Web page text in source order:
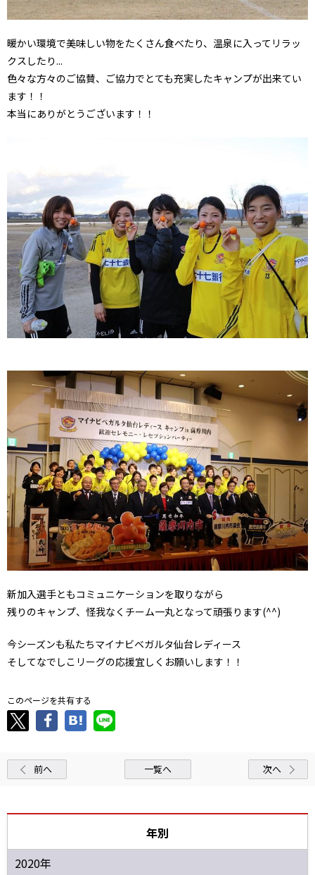
暖かい環境で美味しい物をたくさん食べたり、温泉に入ってリラッ
クスしたり...
色々な方々のご協賛、ご協力でとても充実したキャンプが出来てい
ます！！
本当にありがとうございます！！
新加入選手ともコミュニケーションを取りながら
残りのキャンプ、怪我なくチーム一丸となって頑張ります(^^)
今シーズンも私たちマイナビベガルタ仙台レディース
そしてなでしこリーグの応援宜しくお願いします！！
このページを共有する
前へ 一覧へ 次へ
年別
2020年